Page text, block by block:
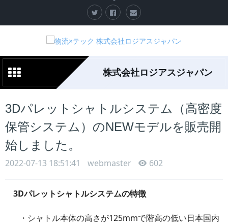
株式会社ロジアスジャパン
3Dパレットシャトルシステム（高密度
保管システム）のNEWモデルを販売開
始しました。
2022-07-13 18:51:41 webmaster 602
3Dパレットシャトルシステムの特徴
・シャトル本体の高さが125mmで階高の低い日本国内